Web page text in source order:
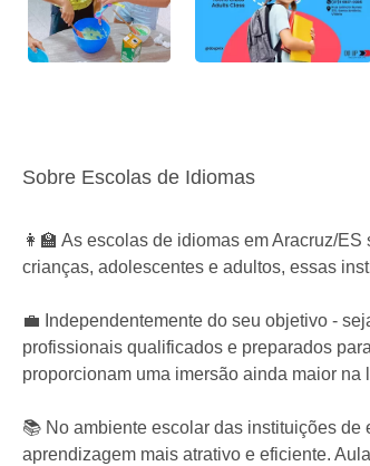
Sobre Escolas de Idiomas
👩‍🏫 As escolas de idiomas em Aracruz/
crianças, adolescentes e adultos, essas
💼 Independentemente do seu objetivo -
profissionais qualificados e preparados
proporcionam uma imersão ainda maior na
📚 No ambiente escolar das instituições
aprendizagem mais atrativo e eficiente.